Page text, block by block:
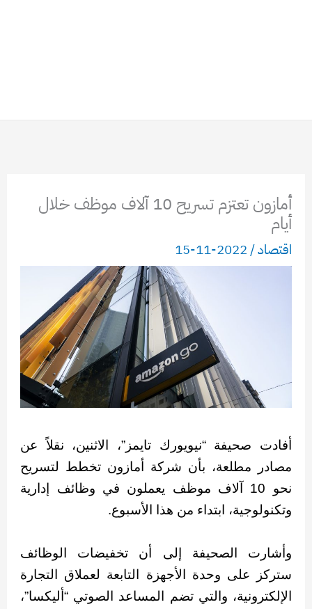
أمازون تعتزم تسريح 10 آلاف موظف خلال
أيام
اقتصاد/
2022-11-15
أفادت صحيفة “نيويورك تايمز”، الاثنين، نقلاً عن
مصادر مطلعة، بأن شركة أمازون تخطط لتسريح
نحو 10 آلاف موظف يعملون في وظائف إدارية
وتكنولوجية، ابتداء من هذا الأسبوع.
وأشارت الصحيفة إلى أن تخفيضات الوظائف
ستركز على وحدة الأجهزة التابعة لعملاق التجارة
الإلكترونية، والتي تضم المساعد الصوتي “أليكسا”،